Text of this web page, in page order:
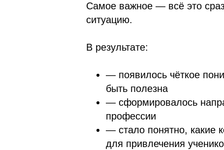
Самое важное — всё это
ситуацию.
В результате:
— появилось чёткое
быть полезна
— сформировалось
профессии
— стало понятно, какие
для привлечения